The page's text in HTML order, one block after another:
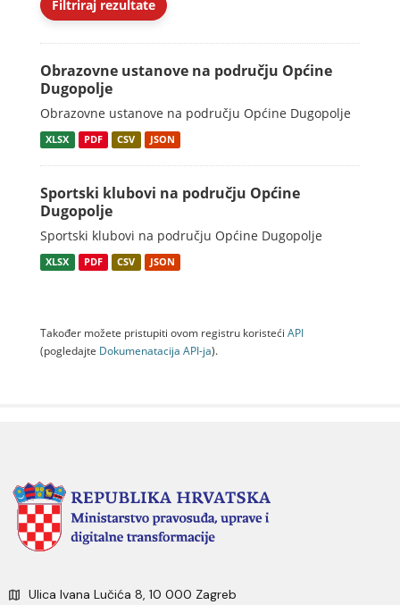
Filtriraj rezultate
Obrazovne ustanove na području Općine
Dugopolje
Obrazovne ustanove na području Općine Dugopolje
XLSX PDF CSV JSON
Sportski klubovi na području Općine
Dugopolje
Sportski klubovi na području Općine Dugopolje
XLSX PDF CSV JSON
Također možete pristupiti ovom registru koristeći API
(pogledajte Dokumenаtаcijа API-jа).